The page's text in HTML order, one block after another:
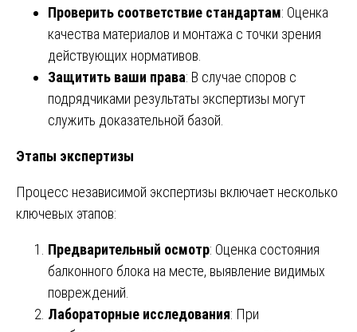
Проверить соответствие стандартам: Оценка
качества материалов и монтажа с точки зрения
действующих нормативов.
Защитить ваши права: В случае споров с
подрядчиками результаты экспертизы могут
служить доказательной базой.
Этапы экспертизы
Процесс независимой экспертизы включает несколько
ключевых этапов:
Предварительный осмотр: Оценка состояния
балконного блока на месте, выявление видимых
повреждений.
Лабораторные исследования: При